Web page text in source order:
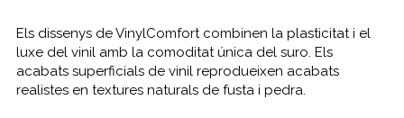
Els dissenys de VinylComfort combinen la plasticitat i el
luxe del vinil amb la comoditat única del suro. Els
acabats superficials de vinil reprodueixen acabats
realistes en textures naturals de fusta i pedra.